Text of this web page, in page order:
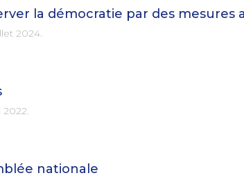
la démocratie par des mesures
2024.
2022.
nationale